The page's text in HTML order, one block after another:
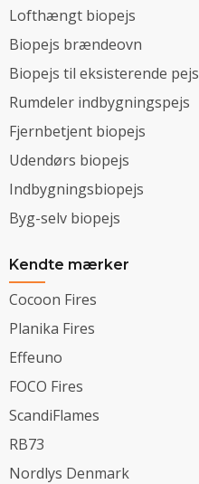
Lofthængt biopejs
Biopejs brændeovn
Biopejs til eksisterende pejs
Rumdeler indbygningspejs
Fjernbetjent biopejs
Udendørs biopejs
Indbygningsbiopejs
Byg-selv biopejs
Kendte mærker
Cocoon Fires
Planika Fires
Effeuno
FOCO Fires
ScandiFlames
RB73
Nordlys Denmark